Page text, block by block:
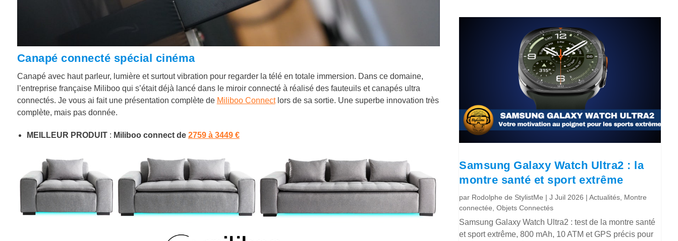
Canapé connecté spécial cinéma
Canapé avec haut parleur, lumière et surtout vibration pour regarder la télé en totale immersion. Dans ce domaine,
l’entreprise française Miliboo qui s’était déjà lancé dans le miroir connecté à réalisé des fauteuils et canapés ultra
connectés. Je vous ai fait une présentation complète de Miliboo Connectlors de sa sortie. Une superbe innovation très
complète, mais pas donnée.
MEILLEUR PRODUIT: Miliboo connect de 2759 à 3449 €
Samsung Galaxy Watch Ultra2 : la
montre santé et sport extrême
par Rodolphe de StylistMe |J Juil 2026 |Actualités Montre
connectée ,Objets Connectés
Samsung Galaxy Watch Ultra2 : test de la montre santé
et sport extrême, 800 mAh, 10 ATM et GPS précis pour